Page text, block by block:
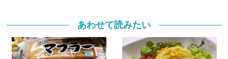
あわせて読みたい